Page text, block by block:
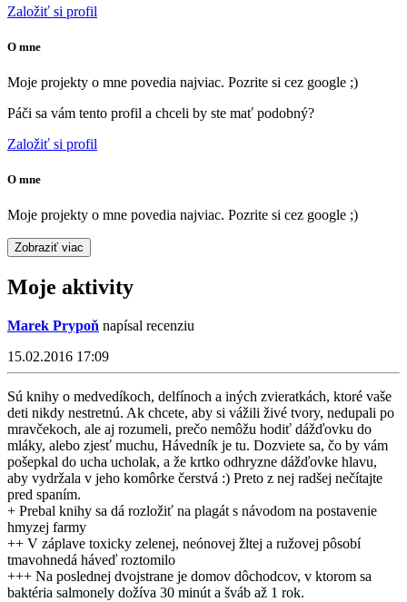
Založiť si profil
O mne
Moje projekty o mne povedia najviac. Pozrite si cez google ;)
Páči sa vám tento profil a chceli by ste mať podobný?
Založiť si profil
O mne
Moje projekty o mne povedia najviac. Pozrite si cez google ;)
Zobraziť viac
Moje aktivity
Marek Prypoň napísal recenziu
15.02.2016 17:09
Sú knihy o medvedíkoch, delfínoch a iných zvieratkách, ktoré vaše
deti nikdy nestretnú. Ak chcete, aby si vážili živé tvory, nedupali po
mravčekoch, ale aj rozumeli, prečo nemôžu hodiť dážďovku do
mláky, alebo zjesť muchu, Hávedník je tu. Dozviete sa, čo by vám
pošepkal do ucha ucholak, a že krtko odhryzne dážďovke hlavu,
aby vydržala v jeho komôrke čerstvá :) Preto z nej radšej nečítajte
pred spaním.
+ Prebal knihy sa dá rozložiť na plagát s návodom na postavenie
hmyzej farmy
++ V záplave toxicky zelenej, neónovej žltej a ružovej pôsobí
tmavohnedá háveď roztomilo
+++ Na poslednej dvojstrane je domov dôchodcov, v ktorom sa
baktéria salmonely dožíva 30 minút a šváb až 1 rok.